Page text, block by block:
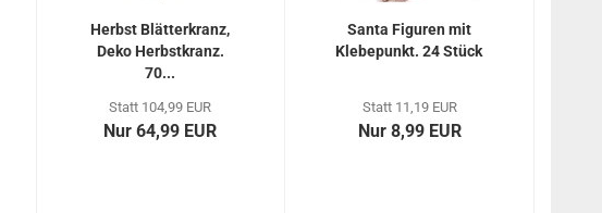
Herbst Blätterkranz,
Deko Herbstkranz.
70...
Statt 104,99 EUR
Nur 64,99 EUR
Santa Figuren mit
Klebepunkt. 24 Stück
Statt 11,19 EUR
Nur 8,99 EUR